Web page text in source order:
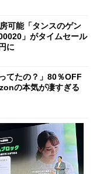
可能「タンスのゲン
」がタイムセール
に
てたの？」80％OFF
の本気が凄すぎる